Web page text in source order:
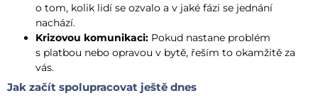
o tom, kolik lidí se ozvalo a v jaké fázi se jednání
nachází.
Krizovou komunikaci: Pokud nastane problém
s platbou nebo opravou v bytě, řeším to okamžitě za
vás.
Jak začít spolupracovat ještě dnes